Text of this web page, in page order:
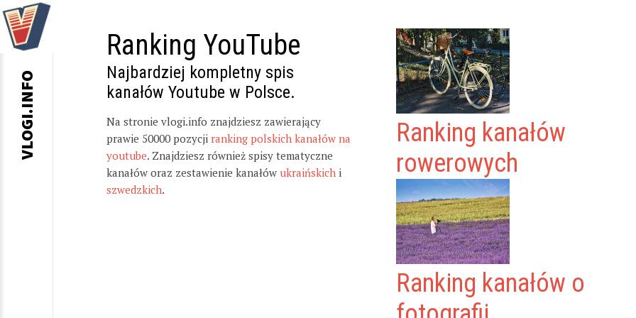
Ranking YouTube
Najbardziej kompletny spis
kanałów Youtube w Polsce.
Na stronie vlogi.info znajdziesz zawierający
prawie 50000 pozycji ranking polskich kanałów na
youtube. Znajdziesz również spisy tematyczne
kanałów oraz zestawienie kanałów ukraińskich i
szwedzkich.
Ranking kanałów
rowerowych
Ranking kanałów o
VLOGI.INFO